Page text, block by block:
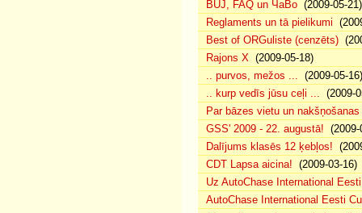
BUJ, FAQ un ЧаВо (2009-05-21)
Reglaments un tā pielikumi
Best of ORGuliste (cenzēts)
Rajons X (2009-05-18)
.. purvos, mežos ... (2009-05-16)
.. kurp vedīs jūsu ceļi ... (2009-
Par bāzes vietu un
GSS' 2009 - 22. augustā! (2009-
Dalījums klasēs 12 ķebļos!
CDT Lapsa aicina! (2009-03-16)
Uz AutoChase International
AutoChase International Eesti